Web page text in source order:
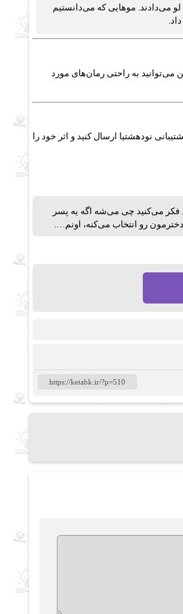
می‌دادند. موهایی که می‌دانستیم
می‌توانید به راحتی رمان‌های مورد
نودهشتیا ارسال کنید و اثر خود را
فکر می‌کنید چی می‌شه اگه یه پسر
رو انتخاب می‌کنه، اونم….